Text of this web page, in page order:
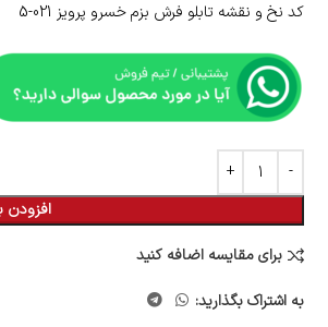
کد نخ و نقشه تابلو فرش بزم خسرو پرویز 021-5
افزودن
برای مقایسه اضافه کنید
به اشتراک بگذارید: